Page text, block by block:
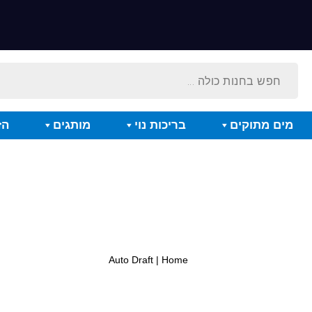
מים מתוקים בריכות נוי מותגים
Home |
Auto Draft